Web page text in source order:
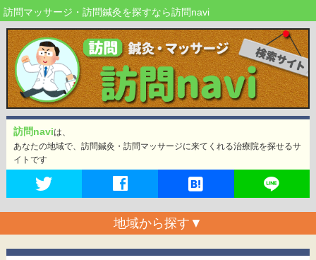
訪問マッサージ・訪問鍼灸を探すなら訪問navi
訪問naviは、
あなたの地域で、訪問鍼灸・訪問マッサージに来てくれる治療院を探せるサ
イトです
地域から探す ▼